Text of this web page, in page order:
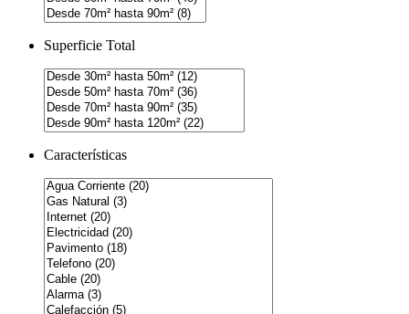
Superficie Total
Características